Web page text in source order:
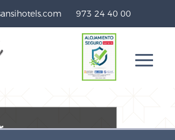
973 24 40 00